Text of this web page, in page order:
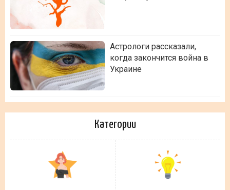
Астрологи рассказали,
когда закончится война в
Украине
Категории